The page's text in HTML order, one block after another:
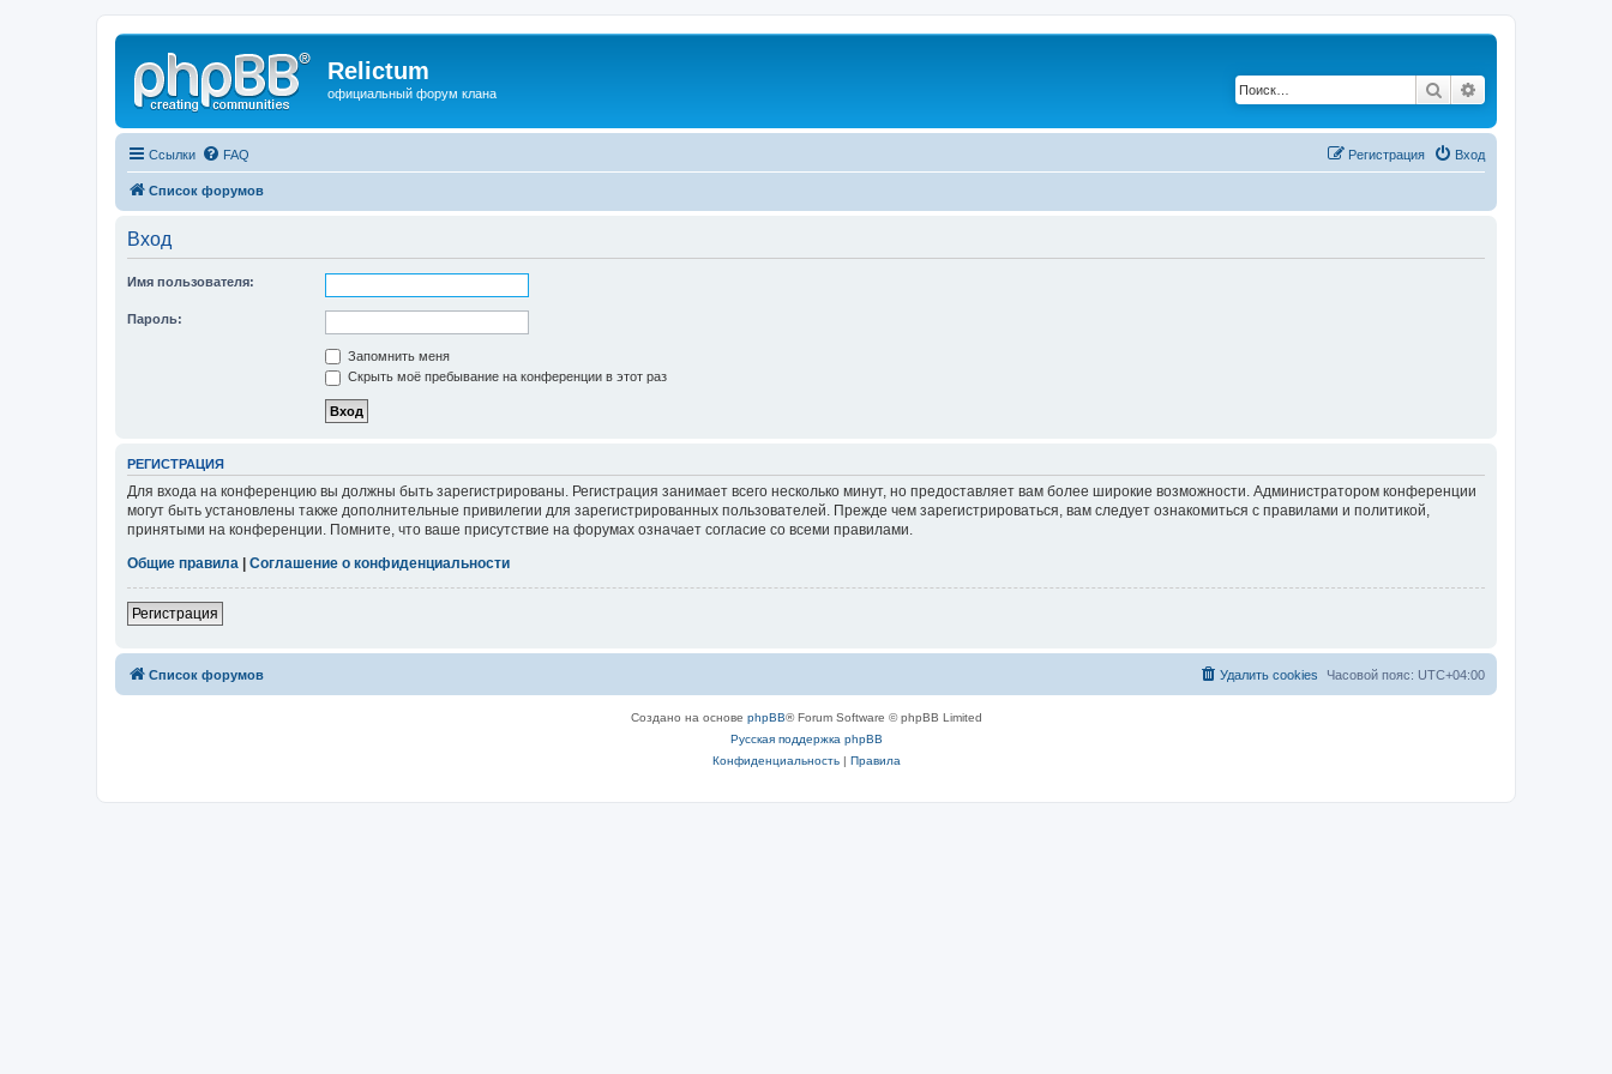
Relictum
официальный форум клана Поиск
Ссылки FAQ Вход
Регистрация
Список форумов
Вход
Имя пользователя:
Пароль:
Запомнить меня
Скрыть моё пребывание на конференции в этот раз
РЕГИСТРАЦИЯ
Для входа на конференцию вы должны быть зарегистрированы. Регистрация занимает всего несколько минут, но предоставляет вам более широкие возможности. Администратором конференции
могут быть установлены также дополнительные привилегии для зарегистрированных пользователей. Прежде чем зарегистрироваться, вам следует ознакомиться с правилами и политикой,
принятыми на конференции. Помните, что ваше присутствие на форумах означает согласие со всеми правилами.
Общие правила
Соглашение о конфиденциальности
Регистрация
Список форумов Часовой пояс: UTC+04:00
Удалить cookies
Создано на основе phpBB® Forum Software © phpBB Limited
Русская поддержка phpBB
Конфиденциальность| Правила